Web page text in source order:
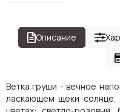
Описание
Ветка груши - вечное
ласкающем щеки солнце.